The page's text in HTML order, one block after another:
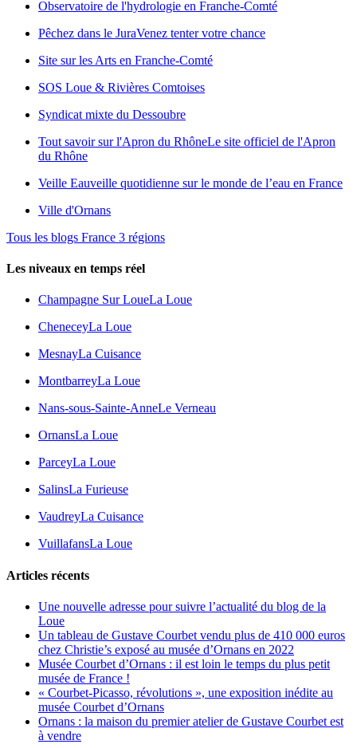
Observatoire de l'hydrologie en Franche-Comté
Pêchez dans le JuraVenez tenter votre chance
Site sur les Arts en Franche-Comté
SOS Loue & Rivières Comtoises
Syndicat mixte du Dessoubre
Tout savoir sur l'Apron du RhôneLe site officiel de l'Apron
du Rhône
Veille Eauveille quotidienne sur le monde de l’eau en France
Ville d'Ornans
Tous les blogs France 3 régions
Les niveaux en temps réel
Champagne Sur LoueLa Loue
CheneceyLa Loue
MesnayLa Cuisance
MontbarreyLa Loue
Nans-sous-Sainte-AnneLe Verneau
OrnansLa Loue
ParceyLa Loue
SalinsLa Furieuse
VaudreyLa Cuisance
VuillafansLa Loue
Articles récents
Une nouvelle adresse pour suivre l’actualité du blog de la
Loue
Un tableau de Gustave Courbet vendu plus de 410 000 euros
chez Christie’s exposé au musée d’Ornans en 2022
Musée Courbet d’Ornans : il est loin le temps du plus petit
musée de France !
« Courbet-Picasso, révolutions », une exposition inédite au
musée Courbet d’Ornans
Ornans : la maison du premier atelier de Gustave Courbet est
à vendre